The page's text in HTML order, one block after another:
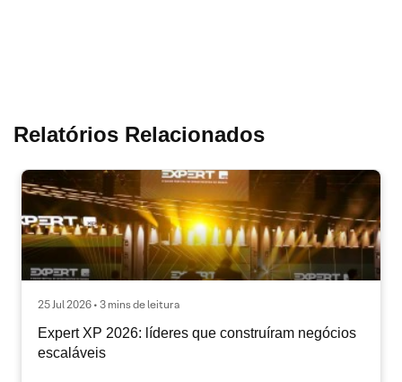
Relatórios Relacionados
25 Jul 2026 • 3 mins de leitura
Expert XP 2026: líderes que construíram negócios
escaláveis